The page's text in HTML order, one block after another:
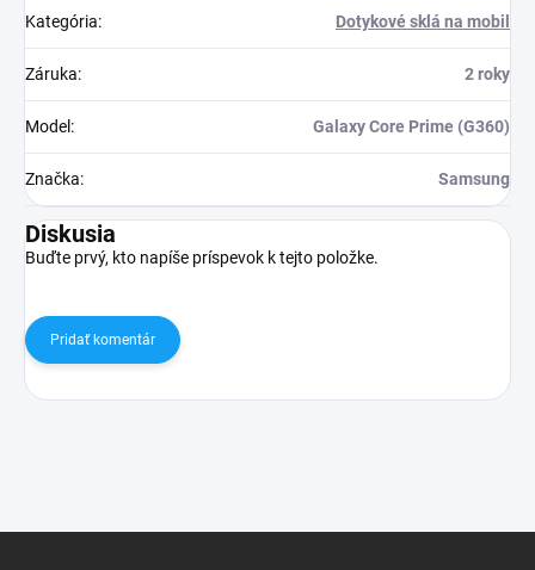
Kategória: Dotykové sklá na mobil
Záruka: 2 roky
Model : Galaxy Core Prime (G360)
Značka: Samsung
Diskusia
Buďte prvý, kto napíše príspevok k tejto položke.
Pridať komentár